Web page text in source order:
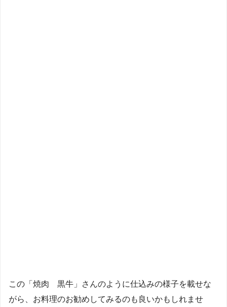
この「焼肉 黒牛」さんのように仕込みの様子を載せな
がら、お料理のお勧めしてみるのも良いかもしれませ